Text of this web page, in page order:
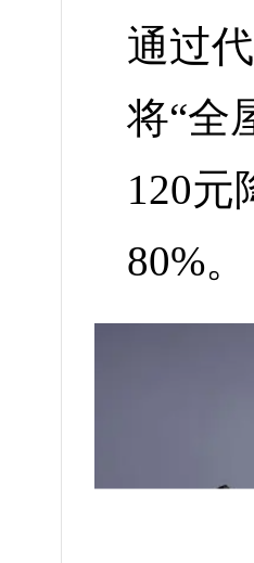
通过
将“全
120元
80%。